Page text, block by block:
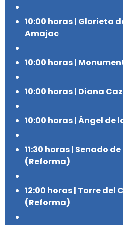
10:00 horas | Glorieta
Amajac
10:00 horas |
10:00 horas | Diana
10:00 horas | Ángel de
11:30 horas | Senado
(Reforma)
12:00 horas | Torre del
(Reforma)